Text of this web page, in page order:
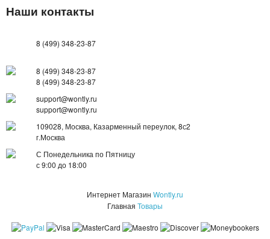
Наши контакты
8 (499) 348-23-87
8 (499) 348-23-87
8 (499) 348-23-87
support@wontly.ru
support@wontly.ru
109028, Москва, Казарменный переулок, 8с2
г.Москва
С Понедельника по Пятницу
с 9:00 до 18:00
Интернет Магазин Wontly.ru
Главная Товары